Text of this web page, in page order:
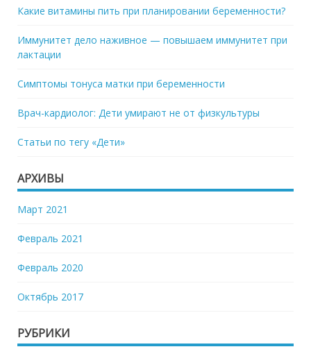
Какие витамины пить при планировании беременности?
Иммунитет дело наживное — повышаем иммунитет при
лактации
Симптомы тонуса матки при беременности
Врач-кардиолог: Дети умирают не от физкультуры
Статьи по тегу «Дети»
АРХИВЫ
Март 2021
Февраль 2021
Февраль 2020
Октябрь 2017
РУБРИКИ